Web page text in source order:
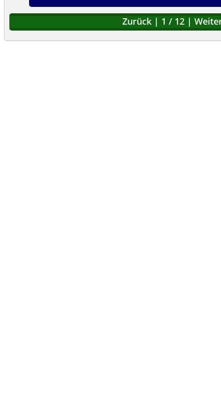
Zurück | 1 / 12 |